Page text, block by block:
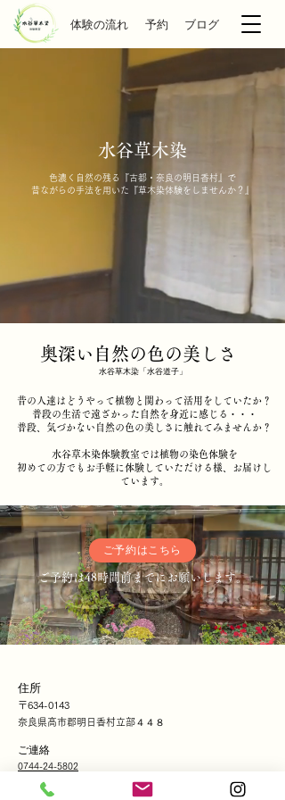
体験の流れ 予約 ブログ
水谷草木染
色濃く自然の残る『古都・奈良の明日香村』で
​昔ながらの手法を用いた『草木染体験をしませんか？』
奥深い自然の色の美しさ
​水谷草木染「水谷道子」
昔の人達はどうやって植物と関わって活用をしていたか？
普段の生活で遠ざかった自然を身近に感じる・・・
普段、気づかない自然の色の美しさに触れてみませんか？
水谷草木染体験教室では植物の染色体験を
初めての方でもお手軽に体験していただける様、お届けし
ています。
ご予約はこちら
​ご予約は48時間前までにお願いします。
住所
〒634-0143
奈良県高市郡明日香村立部４４８
ご連絡
0744-24-5802
mizutanikusakizome@gmail.com